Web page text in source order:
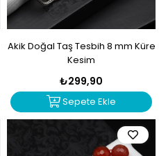
Akik Doğal Taş Tesbih 8 mm Küre
Kesim
₺299,90
Sepete Ekle